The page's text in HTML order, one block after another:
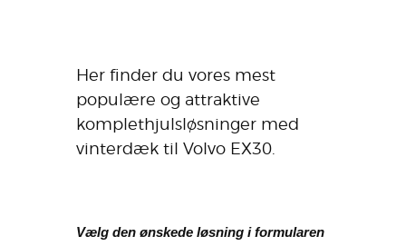
Her finder du vores mest
populære og attraktive
komplethjulsløsninger med
vinterdæk til Volvo EX30.
Vælg den ønskede løsning i formularen